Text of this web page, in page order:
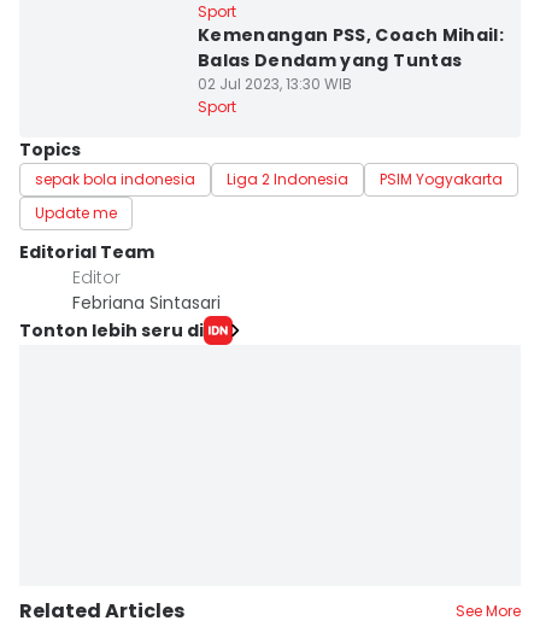
Sport
Kemenangan PSS, Coach Mihail:
Balas Dendam yang Tuntas
02 Jul 2023, 13:30 WIB
Sport
Topics
sepak bola indonesia Liga 2 Indonesia
PSIM Yogyakarta
Update me
Editorial Team
Editor
Febriana Sintasari
Tonton lebih seru di
Related Articles See More